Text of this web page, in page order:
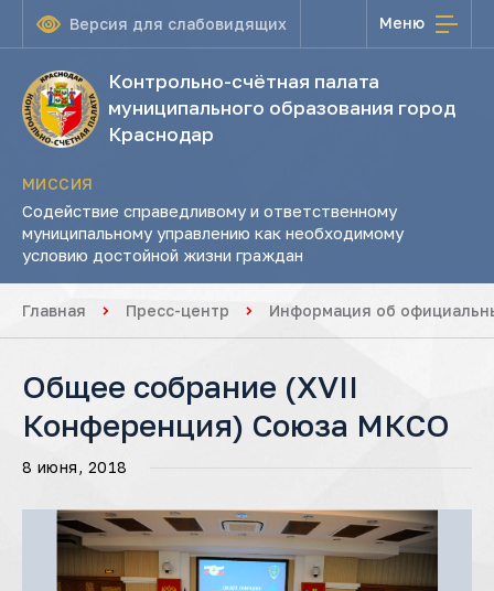
Версия для слабовидящих Меню
Контрольно-счётная палата
муниципального образования город
Краснодар
МИССИЯ
Содействие справедливому и ответственному
муниципальному управлению как необходимому
условию достойной жизни граждан
Главная Пресс-центр Информация об
Общее собрание (XVII
Конференция) Союза МКСО
8 июня, 2018